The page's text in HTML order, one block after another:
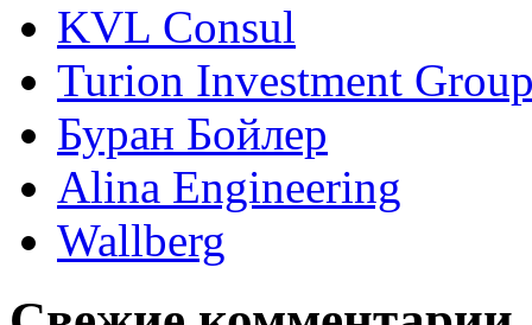
KVL Consul
Turion Investment
Буран Бойлер
Alina Engineering
Wallberg